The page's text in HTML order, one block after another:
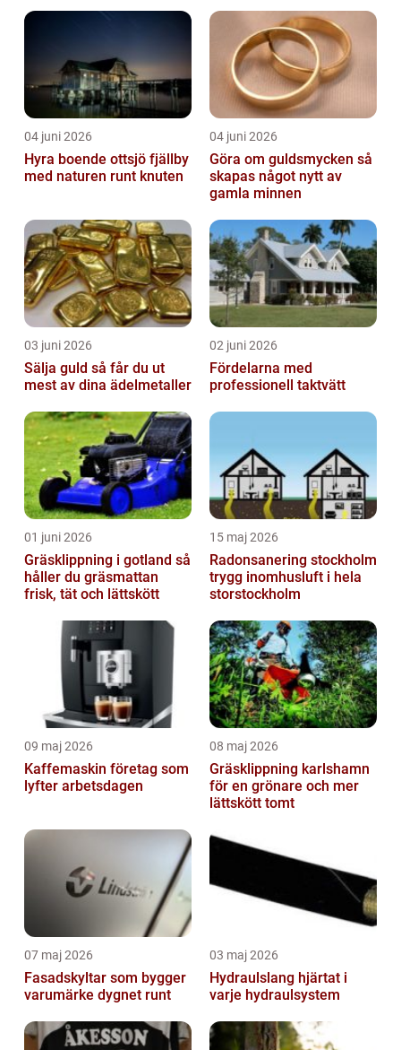
04 juni 2026
Hyra boende ottsjö fjällby
med naturen runt knuten
04 juni 2026
Göra om guldsmycken så
skapas något nytt av
gamla minnen
03 juni 2026
Sälja guld så får du ut
mest av dina ädelmetaller
02 juni 2026
Fördelarna med
professionell taktvätt
01 juni 2026
Gräsklippning i gotland så
håller du gräsmattan
frisk, tät och lättskött
15 maj 2026
Radonsanering stockholm
trygg inomhusluft i hela
storstockholm
09 maj 2026
Kaffemaskin företag som
lyfter arbetsdagen
08 maj 2026
Gräsklippning karlshamn
för en grönare och mer
lättskött tomt
07 maj 2026
Fasadskyltar som bygger
varumärke dygnet runt
03 maj 2026
Hydraulslang hjärtat i
varje hydraulsystem